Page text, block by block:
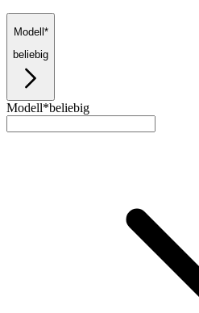
Modell*
beliebig
Modell*beliebig